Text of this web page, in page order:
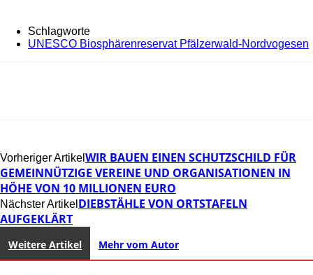
Schlagworte
UNESCO Biosphärenreservat Pfälzerwald-Nordvogesen
Vorheriger Artikel WIR BAUEN EINEN SCHUTZSCHILD FÜR
GEMEINNÜTZIGE VEREINE UND ORGANISATIONEN IN
HÖHE VON 10 MILLIONEN EURO
Nächster Artikel DIEBSTÄHLE VON ORTSTAFELN
AUFGEKLÄRT
Weitere Artikel Mehr vom Autor